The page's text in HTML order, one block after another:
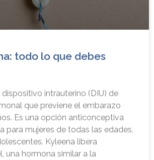
todo lo que debes
dispositivo intrauterino (DIU) de
que previene el embarazo
Es una opción anticonceptiva
para mujeres de todas las edades,
Kyleena libera
una hormona similar a la